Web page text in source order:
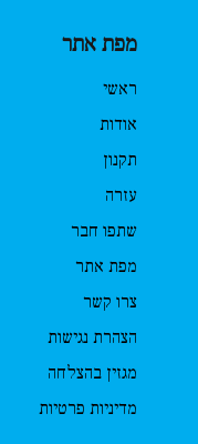
מפת אתר
ראשי
אודות
תקנון
עזרה
שתפו חבר
מפת אתר
צרו קשר
הצהרת נגישות
מגזין בהצלחה
מדיניות פרטיות